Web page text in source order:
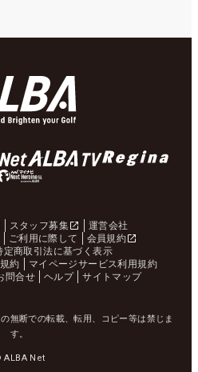
スタッフ募集
運営会社
ご利用に際して
会員規約
定商取引法に基づく表示
約
マイページサービス利用規約
問合せ ヘルプ サイトマップ
無断での転載、転用、コピー等は禁じま
す。
ALBA Net